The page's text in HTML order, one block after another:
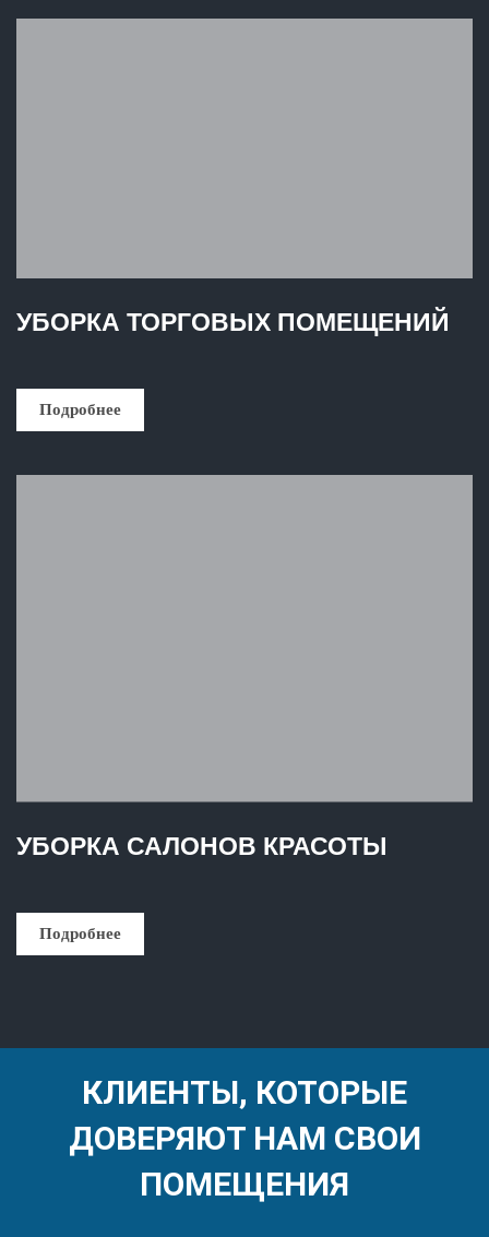
УБОРКА ТОРГОВЫХ ПОМЕЩЕНИЙ
Подробнее
УБОРКА САЛОНОВ КРАСОТЫ
Подробнее
КЛИЕНТЫ, КОТОРЫЕ
ДОВЕРЯЮТ НАМ СВОИ
ПОМЕЩЕНИЯ